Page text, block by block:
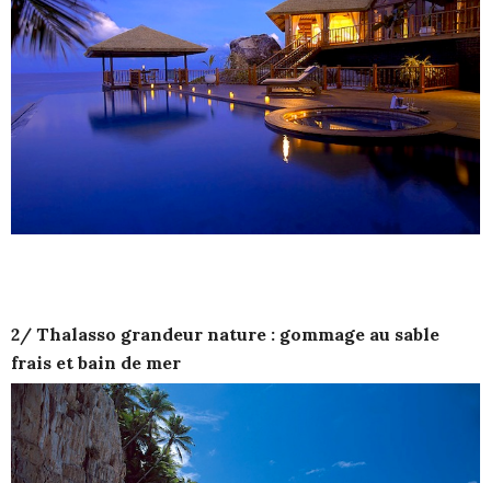
2/ Thalasso grandeur nature : gommage au sable
frais et bain de mer